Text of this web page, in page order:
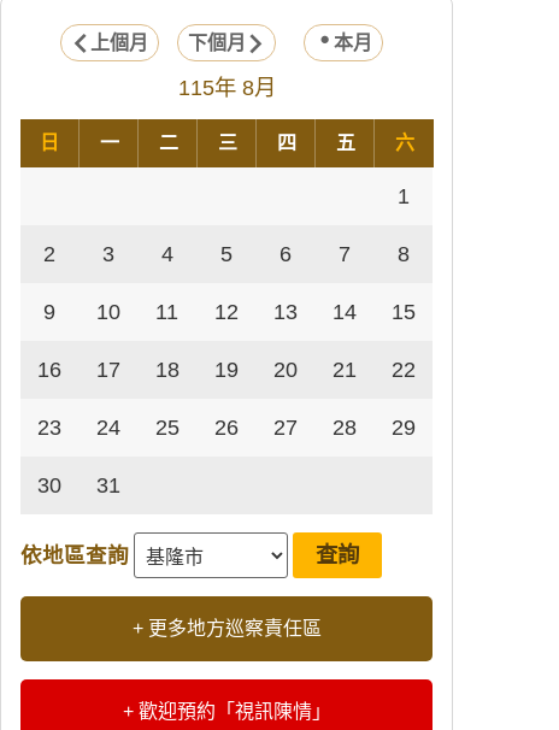
上個月 下個月 本月
115年 8月
日 一 二 三 四 五 六
1
2 3 4 5 6 7 8
9 10 11 12 13 14 15
16 17 18 19 20 21 22
23 24 25 26 27 28 29
30 31
依地區查詢
+ 更多地方巡察責任區
+ 歡迎預約「視訊陳情」